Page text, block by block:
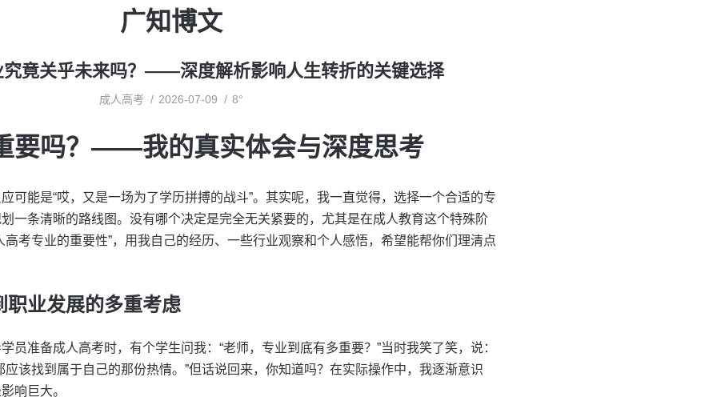
广知博文
究竟关乎未来吗？——深度解析影响人生转折的关键选择
成人高考 2026-07-09 8°
要吗？——我的真实体会与深度思考
可能是“哎，又是一场为了学历拼搏的战斗”。其实呢，我一直觉得，选择一个合适的专
一条清晰的路线图。没有哪个决定是完全无关紧要的，尤其是在成人教育这个特殊阶
高考专业的重要性”，用我自己的经历、一些行业观察和个人感悟，希望能帮你们理清点
职业发展的多重考虑
员准备成人高考时，有个学生问我：“老师，专业到底有多重要？”当时我笑了笑，说：
应该找到属于自己的那份热情。”但话说回来，你知道吗？在实际操作中，我逐渐意识
响巨大。